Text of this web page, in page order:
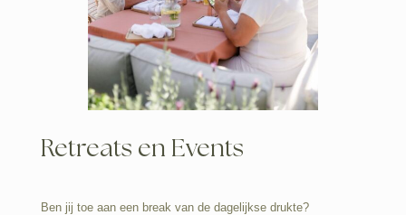
Retreats en Events
Ben jij toe aan een break van de dagelijkse drukte?